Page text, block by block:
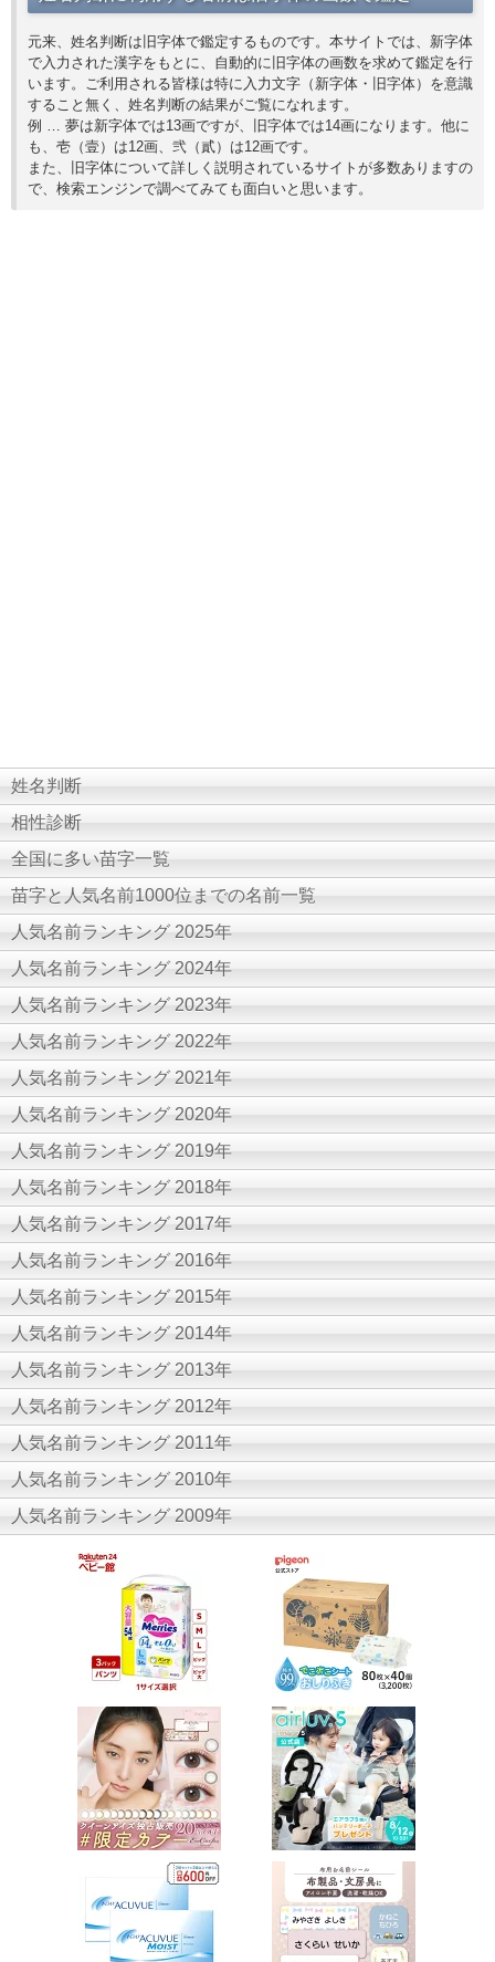
元来、姓名判断は旧字体で鑑定するものです。本サイトでは、新字体
で入力された漢字をもとに、自動的に旧字体の画数を求めて鑑定を行
います。ご利用される皆様は特に入力文字（新字体・旧字体）を意識
すること無く、姓名判断の結果がご覧になれます。
例 … 夢は新字体では13画ですが、旧字体では14画になります。他に
も、壱（壹）は12画、弐（貳）は12画です。
また、旧字体について詳しく説明されているサイトが多数ありますの
で、検索エンジンで調べてみても面白いと思います。
姓名判断
相性診断
全国に多い苗字一覧
苗字と人気名前1000位までの名前一覧
人気名前ランキング 2025年
人気名前ランキング 2024年
人気名前ランキング 2023年
人気名前ランキング 2022年
人気名前ランキング 2021年
人気名前ランキング 2020年
人気名前ランキング 2019年
人気名前ランキング 2018年
人気名前ランキング 2017年
人気名前ランキング 2016年
人気名前ランキング 2015年
人気名前ランキング 2014年
人気名前ランキング 2013年
人気名前ランキング 2012年
人気名前ランキング 2011年
人気名前ランキング 2010年
人気名前ランキング 2009年